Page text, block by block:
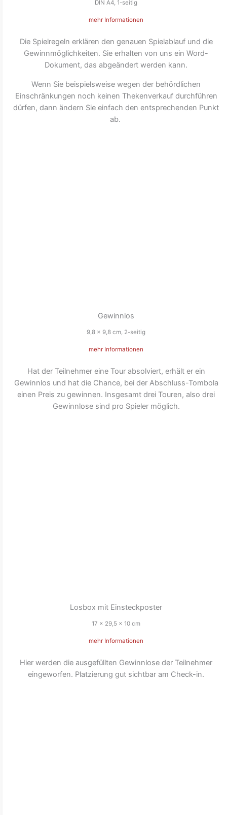
DIN A4, 1-seitig
mehr Informationen
Die Spielregeln erklären den genauen Spielablauf und die
Gewinnmöglichkeiten. Sie erhalten von uns ein Word-
Dokument, das abgeändert werden kann.
Wenn Sie beispielsweise wegen der behördlichen
Einschränkungen noch keinen Thekenverkauf durchführen
dürfen, dann ändern Sie einfach den entsprechenden Punkt
ab.
Gewinnlos
9,8 x 9,8 cm, 2-seitig
mehr Informationen
Hat der Teilnehmer eine Tour absolviert, erhält er ein
Gewinnlos und hat die Chance, bei der Abschluss-Tombola
einen Preis zu gewinnen. Insgesamt drei Touren, also drei
Gewinnlose sind pro Spieler möglich.
Losbox mit Einsteckposter
17 x 29,5 x 10 cm
mehr Informationen
Hier werden die ausgefüllten Gewinnlose der Teilnehmer
eingeworfen. Platzierung gut sichtbar am Check-in.